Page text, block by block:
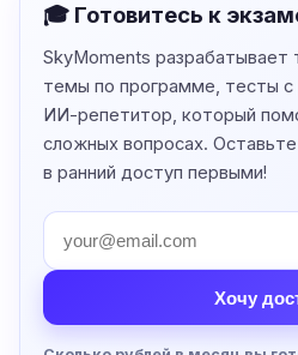
🎓 Готовитесь к
SkyMoments разрабатывает
темы по программе, тесты
ИИ-репетитор, который
сложных вопросах.
в ранний доступ первыми!
Хочу